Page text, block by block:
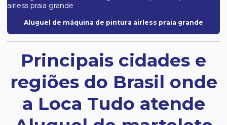
Aluguel de máquina de pintura airless praia grande
Principais cidades e
regiões do Brasil onde
a Loca Tudo atende